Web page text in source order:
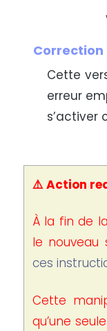
Correction
Cette
erreur
s’activer
⚠️ Action
À la fin de
le nouveau
ces
Cette
qu’une